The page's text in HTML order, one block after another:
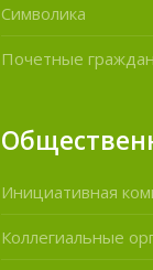
Символика
Почетные
Инициативная
Коллегиальные